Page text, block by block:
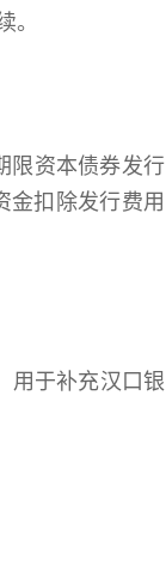
。
限资本债券发行
金扣除发行费用
用于补充汉口银